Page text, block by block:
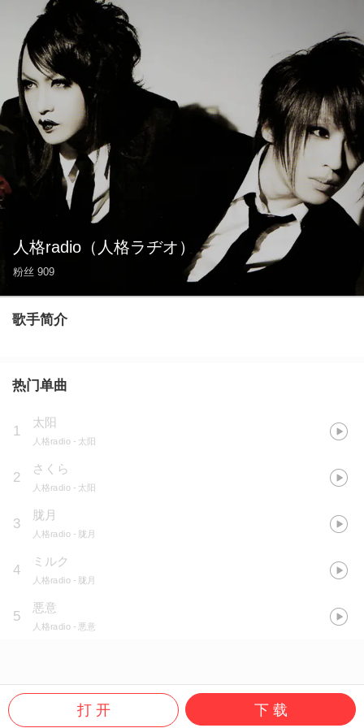
人格radio （人格ラヂオ）
粉丝 909
歌手简介
热门单曲
1
太阳
人格radio - 太阳
2
さくら
人格radio - 太阳
3
胧月
人格radio - 胧月
4
ミルク
人格radio - 胧月
5
悪意
人格radio - 悪意
打 开 下 载